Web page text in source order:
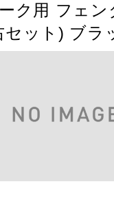
CAGIVA DUCATI
ク用 フェン
セット) ブラ